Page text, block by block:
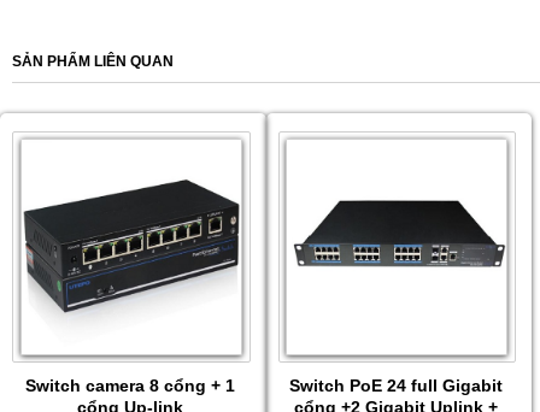
SẢN PHẨM LIÊN QUAN
Switch camera 8 cổng + 1
cổng Up-link
Switch PoE 24 full Gigabit
cổng +2 Gigabit Uplink +